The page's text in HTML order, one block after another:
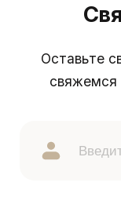
Оставьте
свяжемся